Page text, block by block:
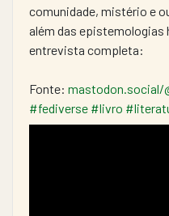
comunidade, mistério e
além das
entrevista completa:
Fonte: mastodon.social/
#fediverse #livro